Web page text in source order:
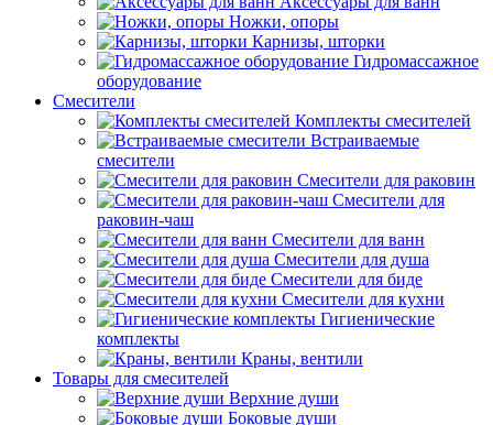
Ножки, опоры
Карнизы, шторки
Гидромассажное
оборудование
Смесители
Комплекты смесителей
Встраиваемые
смесители
Смесители для раковин
Смесители для
раковин-чаш
Смесители для ванн
Смесители для душа
Смесители для биде
Смесители для кухни
Гигиенические
комплекты
Краны, вентили
Товары для смесителей
Верхние души
Боковые души